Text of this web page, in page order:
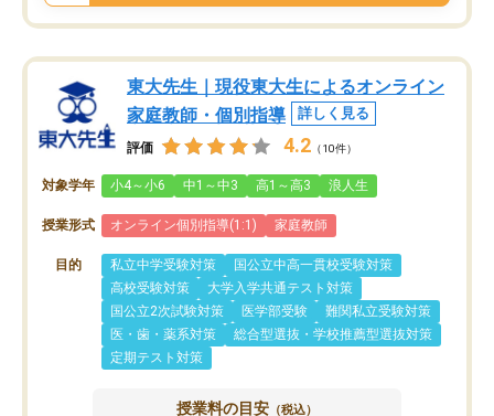
東大先生｜現役東大生によるオンライン
家庭教師・個別指導
詳しく見る
評価 4.2 （10件）
対象学年 小4～小6 中1～中3 高1～高3 浪人生
授業形式 オンライン個別指導(1:1) 家庭教師
目的 私立中学受験対策
国公立中高一貫校受験対策
高校受験対策
大学入学共通テスト対策
国公立2次試験対策
医学部受験
難関私立受験対策
医・歯・薬系対策
総合型選抜・学校推薦型選抜対策
定期テスト対策
授業料の目安 （税込）